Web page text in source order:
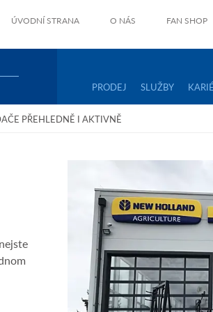
ÚVODNÍ STRANA O NÁS FAN SHOP
PRODEJ SLUŽBY
PŘEHLEDNĚ I AKTIVNĚ